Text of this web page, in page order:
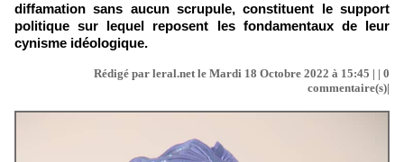
diffamation sans aucun scrupule, constituent le support
politique sur lequel reposent les fondamentaux de leur
cynisme idéologique.
Rédigé par leral.net le Mardi 18 Octobre 2022 à 15:45 | | 0
commentaire(s)|